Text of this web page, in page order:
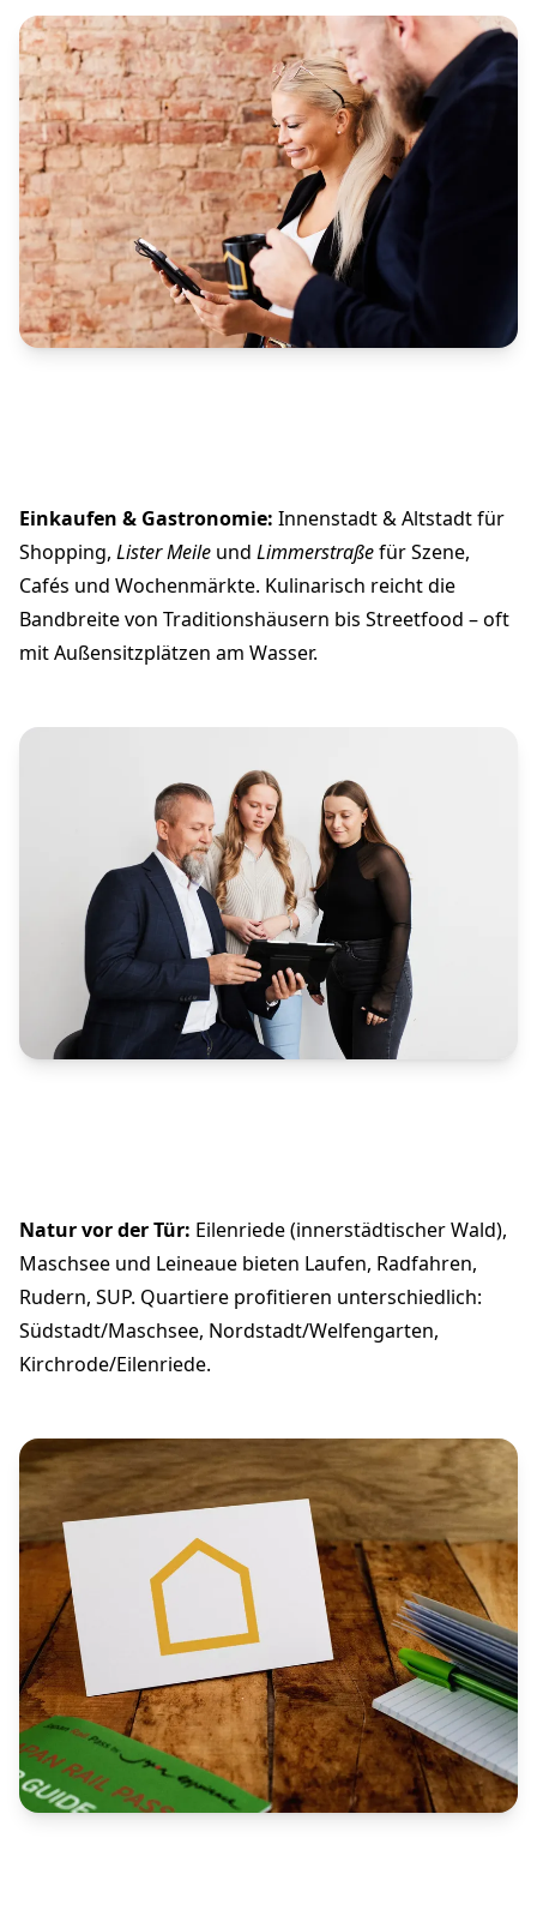
Einkaufen & Gastronomie: Innenstadt & Altstadt für
Shopping, Lister Meile und Limmerstraßefür Szene,
Cafés und Wochenmärkte. Kulinarisch reicht die
Bandbreite von Traditionshäusern bis Streetfood – oft
mit Außensitzplätzen am Wasser.
Natur vor der Tür: Eilenriede (innerstädtischer Wald),
Maschsee und Leineaue bieten Laufen, Radfahren,
Rudern, SUP. Quartiere profitieren unterschiedlich:
Südstadt/Maschsee, Nordstadt/Welfengarten,
Kirchrode/Eilenriede.